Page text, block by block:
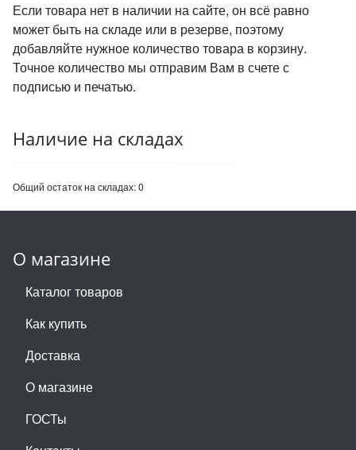
Если товара нет в наличии на сайте, он всё равно
может быть на складе или в резерве, поэтому
добавляйте нужное количество товара в корзину.
Точное количество мы отправим Вам в счете с
подписью и печатью.
Наличие на складах
Общий остаток на складах:0
О магазине
Каталог товаров
Как купить
Доставка
О магазине
ГОСТы